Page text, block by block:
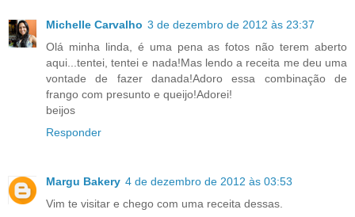
Michelle Carvalho 3 de dezembro de 2012 às 23:37
Olá minha linda, é uma pena as fotos não terem aberto
aqui...tentei, tentei e nada!Mas lendo a receita me deu uma
vontade de fazer danada!Adoro essa combinação de
frango com presunto e queijo!Adorei!
beijos
Responder
Margu Bakery 4 de dezembro de 2012 às 03:53
Vim te visitar e chego com uma receita dessas.